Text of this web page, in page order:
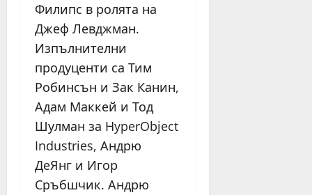
Филипс в ролята на
Джеф Левджман.
Изпълнителни
продуценти са Тим
Робинсън и Зак Канин,
Адам Маккей и Тод
Шулман за HyperObject
Industries, Андрю
ДеЯнг и Игор
Сръбшчик. Андрю